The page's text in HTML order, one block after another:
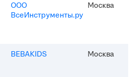
ООО
ВсеИнструменты.ру
Москва
BEBAKIDS Москва